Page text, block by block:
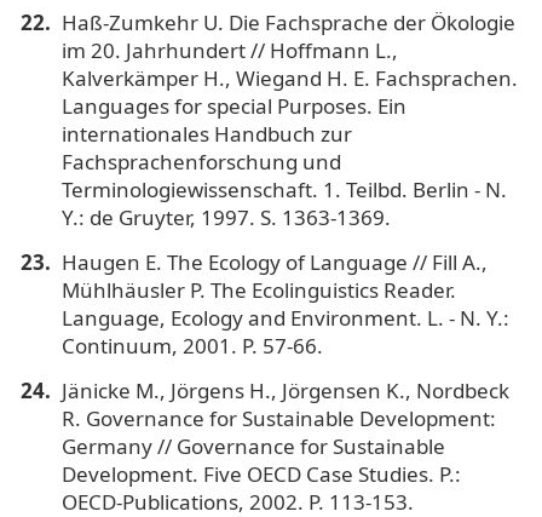
Haß-Zumkehr U. Die Fachsprache der Ökologie
im 20. Jahrhundert // Hoffmann L.,
Kalverkämper H., Wiegand H. E. Fachsprachen.
Languages for special Purposes. Ein
internationales Handbuch zur
Fachsprachenforschung und
Terminologiewissenschaft. 1. Teilbd. Berlin - N.
Y.: de Gruyter, 1997. S. 1363-1369.
Haugen E. The Ecology of Language // Fill A.,
Mühlhäusler P. The Ecolinguistics Reader.
Language, Ecology and Environment. L. - N. Y.:
Continuum, 2001. P. 57-66.
Jänicke M., Jörgens H., Jörgensen K., Nordbeck
R. Governance for Sustainable Development:
Germany // Governance for Sustainable
Development. Five OECD Case Studies. P.:
OECD-Publications, 2002. P. 113-153.